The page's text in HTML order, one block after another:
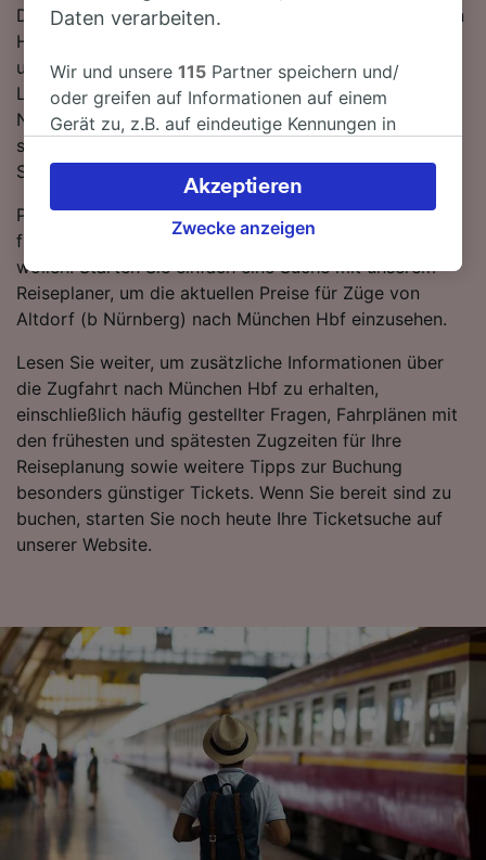
Die Fahrt zwischen Altdorf (b Nürnberg) und München
Hbf ist trotz fehlender Direktverbindungen
unkompliziert. Sie müssen lediglich 1-mal umsteigen.
Lassen Sie sich von einem ICE DB-Zug von Altdorf (b
Nürnberg) nach München Hbf bringen - mit den
schnellsten Verbindungen erreichen Sie Ihr Ziel in nur 1
Stunde 53 Minuten.
Planen Sie Ihre Reise im Voraus und buchen Sie
frühzeitig, wenn Sie die günstigsten Tarife ergattern
wollen. Starten Sie einfach eine Suche mit unserem
Reiseplaner, um die aktuellen Preise für Züge von
Altdorf (b Nürnberg) nach München Hbf einzusehen.
Lesen Sie weiter, um zusätzliche Informationen über
die Zugfahrt nach München Hbf zu erhalten,
einschließlich häufig gestellter Fragen, Fahrplänen mit
den frühesten und spätesten Zugzeiten für Ihre
Reiseplanung sowie weitere Tipps zur Buchung
besonders günstiger Tickets. Wenn Sie bereit sind zu
buchen, starten Sie noch heute Ihre Ticketsuche auf
unserer Website.
Daten verarbeiten.
Wir und unsere115 Partner speichern und/
oder greifen auf Informationen auf einem
Gerät zu, z.B. auf eindeutige Kennungen in
verarbeiten. Sie können Ihre Präferenzen
akzeptieren oder verwalten, einschließlich
Ihres Widerspruchsrechts bei berechtigtem
besuchen Sie jederzeit die Seite der
Datenschutzrichtlinie. Diese Präferenzen
werden unseren Partnern signalisiert und
haben keinen Einfluss auf Surfdaten. Ihre
Daten werden nicht für Tracking-Zwecke
verwendet, wenn Sie uns gebeten haben, Ihr
Surfverhalten nicht zu verfolgen.
Wir und unsere Partner verarbeiten Daten, um
Folgendes bereitzustellen:
Verwendung genauer Standortdaten.
Endgeräteeigenschaften zur Identifikation
von Werbeleistung und der Performance von
Inhalten, Zielgruppenforschung sowie
Entwicklung und Verbesserung von
Angeboten.
Liste der Partner (Lieferanten)
Zwecke anzeigen
Akzeptieren